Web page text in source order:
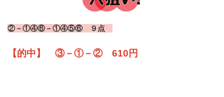
②－①④⑥－①④⑤⑥ ９点
【的中】 ③－①－② 610円